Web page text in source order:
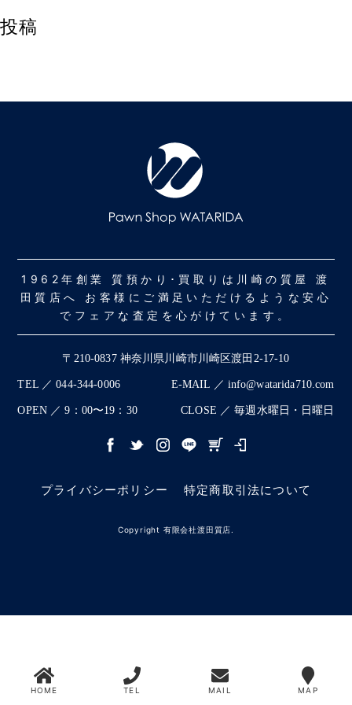
投稿
1962年創業 質預かり･買取りは川崎の質屋 渡
田質店へ お客様にご満足いただけるような安心
でフェアな査定を心がけています。
〒210-0837 神奈川県川崎市川崎区渡田2-17-10
TEL ／ 044-344-0006 E-MAIL ／ info@watarida710.com
OPEN ／ 9：00〜19：30 CLOSE ／ 毎週水曜日・日曜日
プライバシーポリシー 特定商取引法について
Copyright 有限会社渡田質店.
HOME TEL MAIL MAP